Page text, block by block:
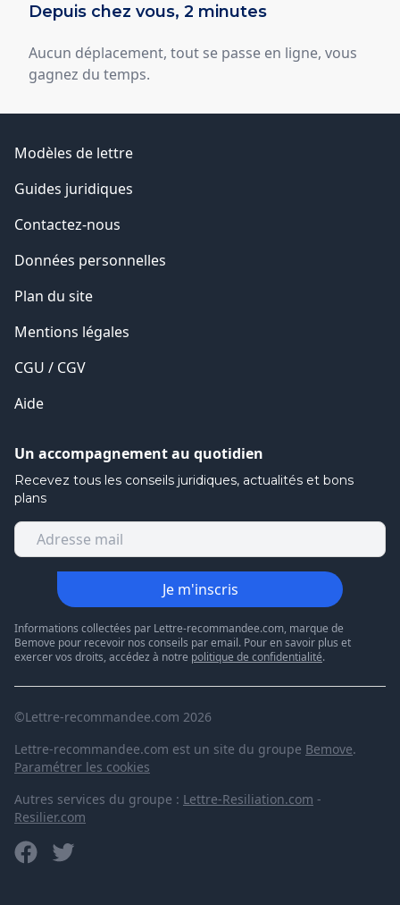
Depuis chez vous, 2 minutes
Aucun déplacement, tout se passe en ligne, vous
gagnez du temps.
Modèles de lettre
Guides juridiques
Contactez-nous
Données personnelles
Plan du site
Mentions légales
CGU / CGV
Aide
Un accompagnement au quotidien
Recevez tous les conseils juridiques, actualités et bons
plans
Je m'inscris
Informations collectées par Lettre-recommandee.com, marque de
Bemove pour recevoir nos conseils par email. Pour en savoir plus et
exercer vos droits, accédez à notre politique de confidentialité.
©Lettre-recommandee.com 2026
Lettre-recommandee.com est un site du groupe Bemove.
Paramétrer les cookies
Autres services du groupe : Lettre-Resiliation.com -
Resilier.com